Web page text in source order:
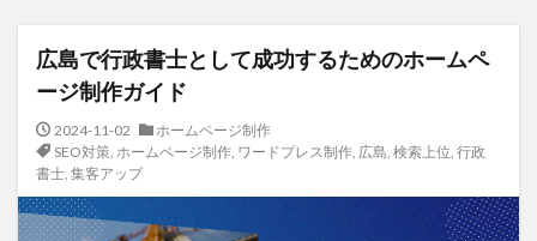
広島で行政書士として成功するためのホームペ
ージ制作ガイド
2024-11-02
ホームページ制作
SEO対策, ホームページ制作, ワードプレス制作, 広島, 検索上位, 行政
書士, 集客アップ